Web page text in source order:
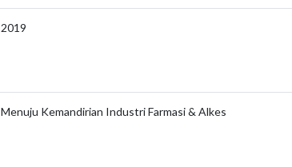
2019
Menuju Kemandirian Industri Farmasi & Alkes